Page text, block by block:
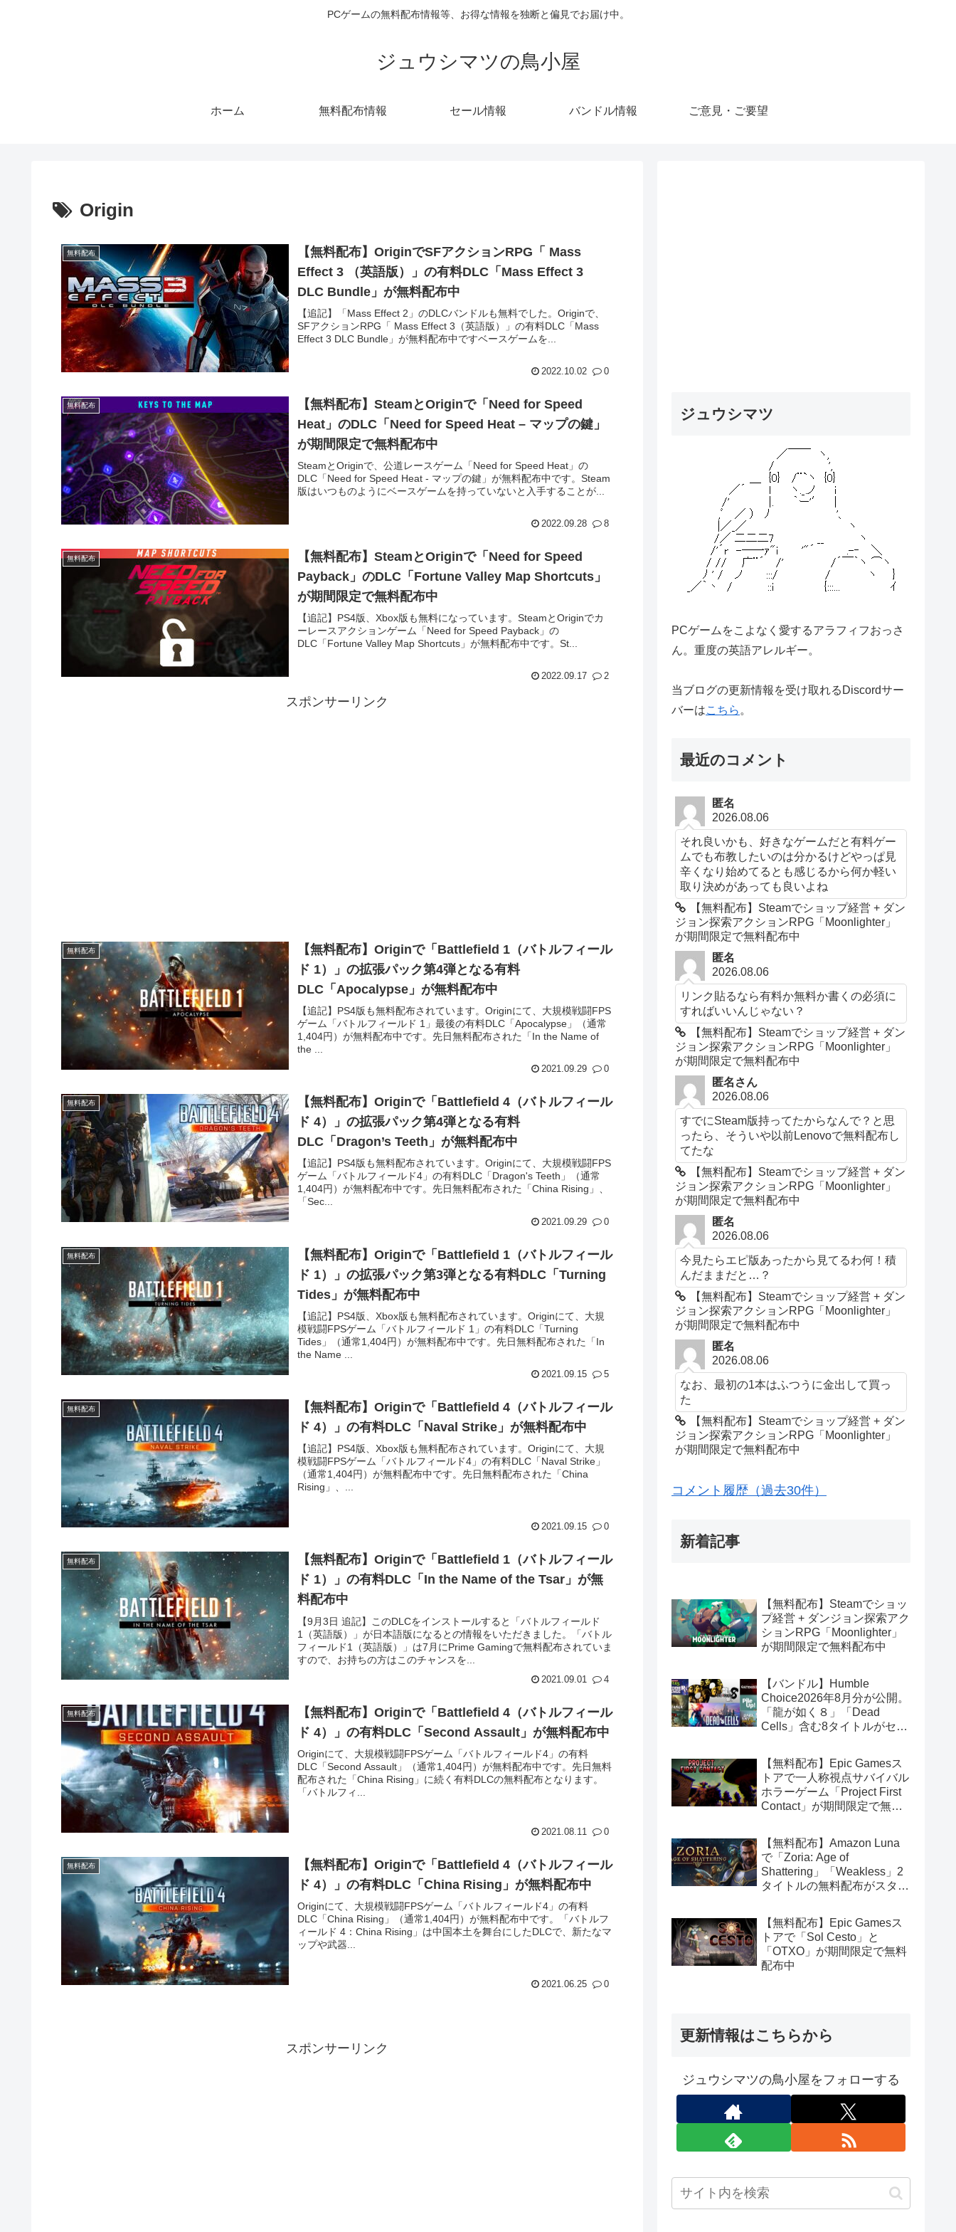
PCゲームの無料配布情報等、お得な情報を独断と偏見でお届け中。
ジュウシマツの鳥小屋
ホーム 無料配布情報 セール情報 バンドル情報 ご意見・ご要望
Origin
無料配布
【無料配布】OriginでSFアクションRPG「 Mass
Effect 3 （英語版）」の有料DLC「Mass Effect 3
DLC Bundle」が無料配布中
【追記】「Mass Effect 2」のDLCバンドルも無料でした。Originで、
SFアクションRPG「 Mass Effect 3（英語版）」の有料DLC「Mass
Effect 3 DLC Bundle」が無料配布中ですベースゲームを...
2022.10.02 0
無料配布
【無料配布】SteamとOriginで「Need for Speed
Heat」のDLC「Need for Speed Heat – マップの鍵」
が期間限定で無料配布中
SteamとOriginで、公道レースゲーム「Need for Speed Heat」の
DLC「Need for Speed Heat - マップの鍵」が無料配布中です。Steam
版はいつものようにベースゲームを持っていないと入手することが...
2022.09.28 8
無料配布
【無料配布】SteamとOriginで「Need for Speed
Payback」のDLC「Fortune Valley Map Shortcuts」
が期間限定で無料配布中
【追記】PS4版、Xbox版も無料になっています。SteamとOriginでカ
ーレースアクションゲーム「Need for Speed Payback」の
DLC「Fortune Valley Map Shortcuts」が無料配布中です。St...
2022.09.17 2
スポンサーリンク
無料配布
【無料配布】Originで「Battlefield 1（バトルフィール
ド 1）」の拡張パック第4弾となる有料
DLC「Apocalypse」が無料配布中
【追記】PS4版も無料配布されています。Originにて、大規模戦闘FPS
ゲーム「バトルフィールド 1」最後の有料DLC「Apocalypse」（通常
1,404円）が無料配布中です。先日無料配布された「In the Name of
the ...
2021.09.29 0
無料配布
【無料配布】Originで「Battlefield 4（バトルフィール
ド 4）」の拡張パック第4弾となる有料
DLC「Dragon’s Teeth」が無料配布中
【追記】PS4版も無料配布されています。Originにて、大規模戦闘FPS
ゲーム「バトルフィールド4」の有料DLC「Dragon's Teeth」（通常
1,404円）が無料配布中です。先日無料配布された「China Rising」、
「Sec...
2021.09.29 0
無料配布
【無料配布】Originで「Battlefield 1（バトルフィール
ド 1）」の拡張パック第3弾となる有料DLC「Turning
Tides」が無料配布中
【追記】PS4版、Xbox版も無料配布されています。Originにて、大規
模戦闘FPSゲーム「バトルフィールド 1」の有料DLC「Turning
Tides」（通常1,404円）が無料配布中です。先日無料配布された「In
the Name ...
2021.09.15 5
無料配布
【無料配布】Originで「Battlefield 4（バトルフィール
ド 4）」の有料DLC「Naval Strike」が無料配布中
【追記】PS4版、Xbox版も無料配布されています。Originにて、大規
模戦闘FPSゲーム「バトルフィールド4」の有料DLC「Naval Strike」
（通常1,404円）が無料配布中です。先日無料配布された「China
Rising」、...
2021.09.15 0
無料配布
【無料配布】Originで「Battlefield 1（バトルフィール
ド 1）」の有料DLC「In the Name of the Tsar」が無
料配布中
【9月3日 追記】このDLCをインストールすると「バトルフィールド
1（英語版）」が日本語版になるとの情報をいただきました。「バトル
フィールド1（英語版）」は7月にPrime Gamingで無料配布されていま
すので、お持ちの方はこのチャンスを...
2021.09.01 4
無料配布
【無料配布】Originで「Battlefield 4（バトルフィール
ド 4）」の有料DLC「Second Assault」が無料配布中
Originにて、大規模戦闘FPSゲーム「バトルフィールド4」の有料
DLC「Second Assault」（通常1,404円）が無料配布中です。先日無料
配布された「China Rising」に続く有料DLCの無料配布となります。
「バトルフィ...
2021.08.11 0
無料配布
【無料配布】Originで「Battlefield 4（バトルフィール
ド 4）」の有料DLC「China Rising」が無料配布中
Originにて、大規模戦闘FPSゲーム「バトルフィールド4」の有料
DLC「China Rising」（通常1,404円）が無料配布中です。「バトルフ
ィールド 4：China Rising」は中国本土を舞台にしたDLCで、新たなマ
ップや武器...
2021.06.25 0
スポンサーリンク
ジュウシマツ
PCゲームをこよなく愛するアラフィフおっさ
ん。重度の英語アレルギー。
当ブログの更新情報を受け取れるDiscordサー
バーはこちら 。
最近のコメント
匿名
2026.08.06
それ良いかも、好きなゲームだと有料ゲー
ムでも布教したいのは分かるけどやっぱ見
辛くなり始めてるとも感じるから何か軽い
取り決めがあっても良いよね
【無料配布】Steamでショップ経営 + ダン
ジョン探索アクションRPG「Moonlighter」
が期間限定で無料配布中
匿名
2026.08.06
リンク貼るなら有料か無料か書くの必須に
すればいいんじゃない？
【無料配布】Steamでショップ経営 + ダン
ジョン探索アクションRPG「Moonlighter」
が期間限定で無料配布中
匿名さん
2026.08.06
すでにSteam版持ってたからなんで？と思
ったら、そういや以前Lenovoで無料配布し
てたな
【無料配布】Steamでショップ経営 + ダン
ジョン探索アクションRPG「Moonlighter」
が期間限定で無料配布中
匿名
2026.08.06
今見たらエピ版あったから見てるわ何！積
んだままだと…？
【無料配布】Steamでショップ経営 + ダン
ジョン探索アクションRPG「Moonlighter」
が期間限定で無料配布中
匿名
2026.08.06
なお、最初の1本はふつうに金出して買っ
た
【無料配布】Steamでショップ経営 + ダン
ジョン探索アクションRPG「Moonlighter」
が期間限定で無料配布中
コメント履歴（過去30件）
新着記事
【無料配布】Steamでショッ
プ経営 + ダンジョン探索アク
ションRPG「Moonlighter」
が期間限定で無料配布中
【バンドル】Humble
Choice2026年8月分が公開。
「龍が如く８」「Dead
Cells」含む8タイトルがセッ
【無料配布】Epic Gamesス
トアで一人称視点サバイバル
ホラーゲーム「Project First
Contact」が期間限定で無料
【無料配布】Amazon Luna
で「Zoria: Age of
Shattering」「Weakless」2
タイトルの無料配布がスター
定）
【無料配布】Epic Gamesス
トアで「Sol Cesto」と
「OTXO」が期間限定で無料
配布中
更新情報はこちらから
ジュウシマツの鳥小屋をフォローする